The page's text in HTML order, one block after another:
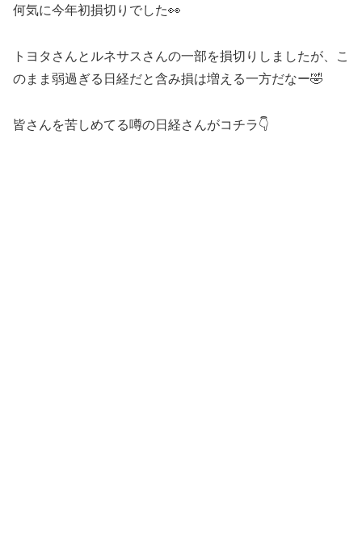
何気に今年初損切りでした👀
トヨタさんとルネサスさんの一部を損切りしましたが、こ
のまま弱過ぎる日経だと含み損は増える一方だなー🤣
皆さんを苦しめてる噂の日経さんがコチラ👇